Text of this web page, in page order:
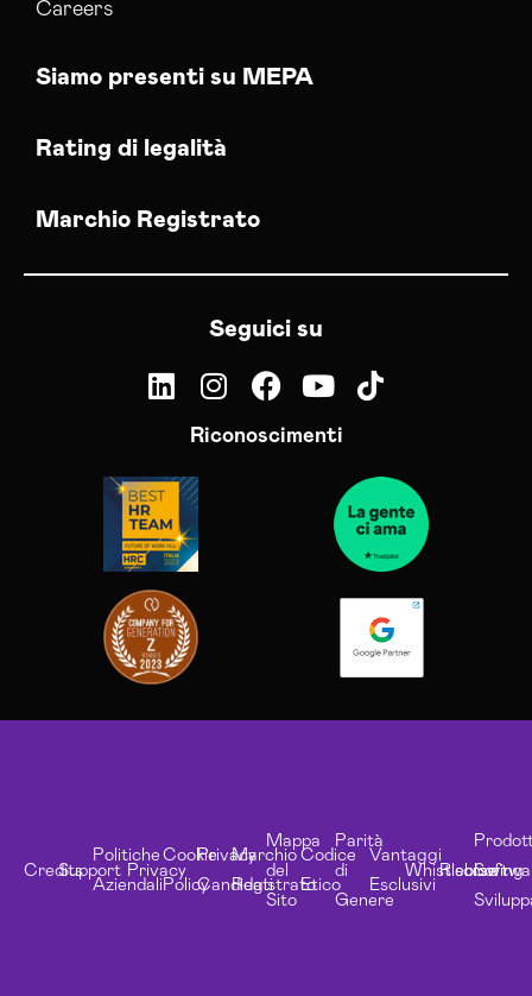
Careers
Siamo presenti su MEPA
Rating di legalità
Marchio Registrato
Seguici su
Riconoscimenti
CreditsSupport
Politiche
Aziendali
Privacy
Cookie
Policy
Privacy
Candidati
Marchio
Registrato
Mappa
del
Sito
Codice
Etico
Parità
di
Genere
Vantaggi
Esclusivi
Whistleblowing
Risorse